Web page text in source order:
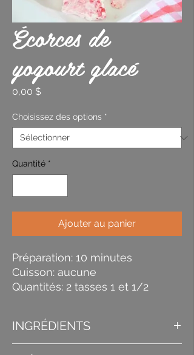
Écorces de
yogourt glacé
0,00 $Prix
Choisissez des options *
Quantité *
Ajouter au panier
Préparation: 10 minutes
Cuisson: aucune
Quantités: 2 tasses 1 et 1/2
INGRÉDIENTS